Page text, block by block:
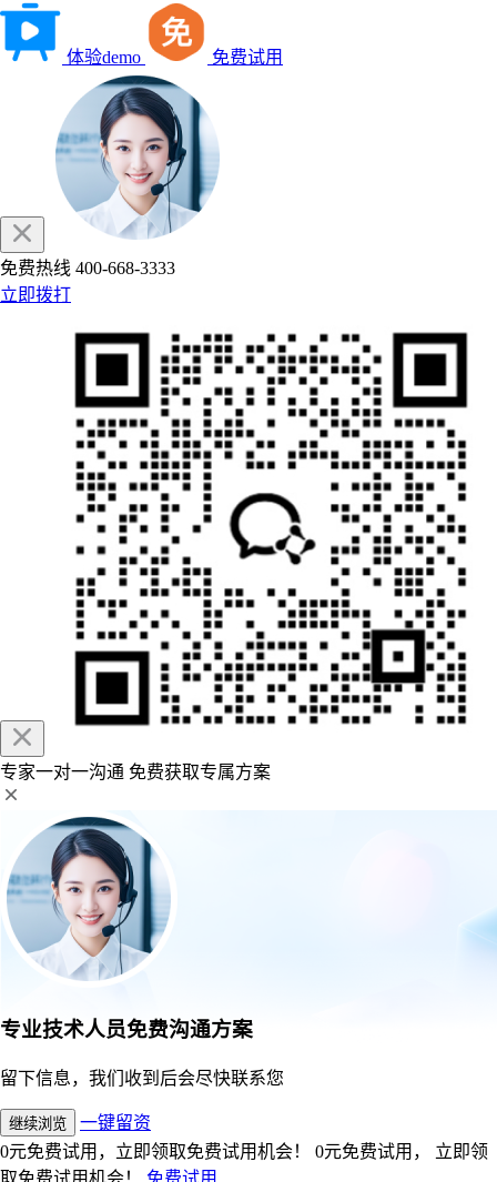
体验demo 免费试用
免费热线 400-668-3333
立即拨打
专家一对一沟通 免费获取专属方案
专业技术人员免费沟通方案
留下信息，我们收到后会尽快联系您
继续浏览
一键留资
0元免费试用，立即领取免费试用机会！
0元免费试用， 立即领
取免费试用机会！
免费试用